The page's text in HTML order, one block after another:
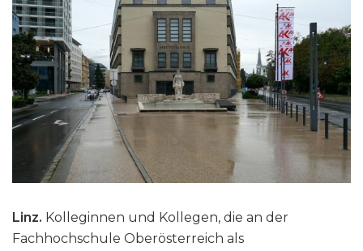
Linz. Kolleginnen und Kollegen, die an der
Fachhochschule Oberösterreich als